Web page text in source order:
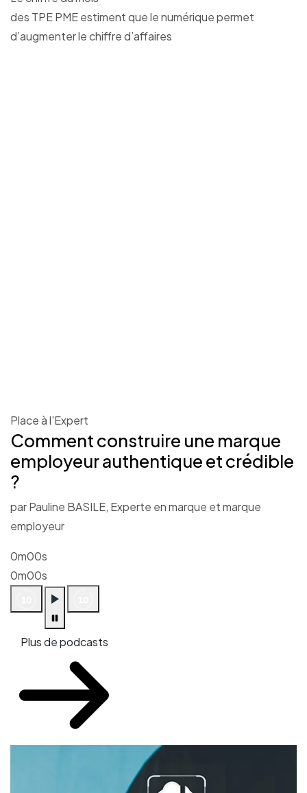
des TPE PME estiment que le numérique permet
d’augmenter le chiffre d’affaires
Place à l'Expert
Comment construire une marque
employeur authentique et crédible
?
par Pauline BASILE, Experte en marque et marque
employeur
0m00s
0m00s
Plus de podcasts